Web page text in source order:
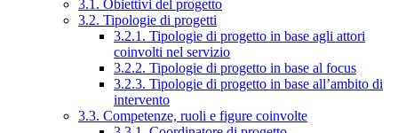
3.1. Obiettivi del progetto
3.2. Tipologie di progetti
3.2.1. Tipologie di progetto in base agli attori
coinvolti nel servizio
3.2.2. Tipologie di progetto in base al focus
3.2.3. Tipologie di progetto in base all’ambito di
intervento
3.3. Competenze, ruoli e figure coinvolte